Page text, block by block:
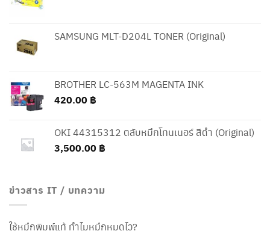
SAMSUNG MLT-D204L TONER (Original)
BROTHER LC-563M MAGENTA INK
420.00 ฿
OKI 44315312 ตลับหมึกโทนเนอร์ สีดำ (Original)
3,500.00 ฿
ข่าวสาร IT / บทความ
ใช้หมึกพิมพ์แท้ ทำไมหมึกหมดไว?